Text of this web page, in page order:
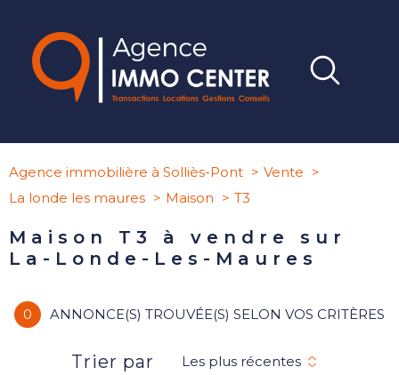
Agence immobilière à Solliès-Pont
Vente
La londe les maures
Maison T3
Maison T3 à vendre sur
La-Londe-Les-Maures
0 ANNONCE(S) TROUVÉE(S) SELON VOS CRITÈRES
Trier par Les plus récentes